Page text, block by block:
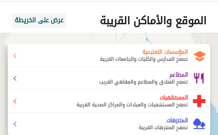
الموقع والأماكن القريبة عرض على الخريطة
المؤسسات التعليمية
تصفح المدارس والكليات والجامعات القريبة
المطاعم
تصفح الفنادق والمطاعم والمقاهي القريب
المستشفيات
تصفح المستشفيات والعيادات والمراكز الصحية القريبة
المتنزهات
تصفح المتنزهات القريبة